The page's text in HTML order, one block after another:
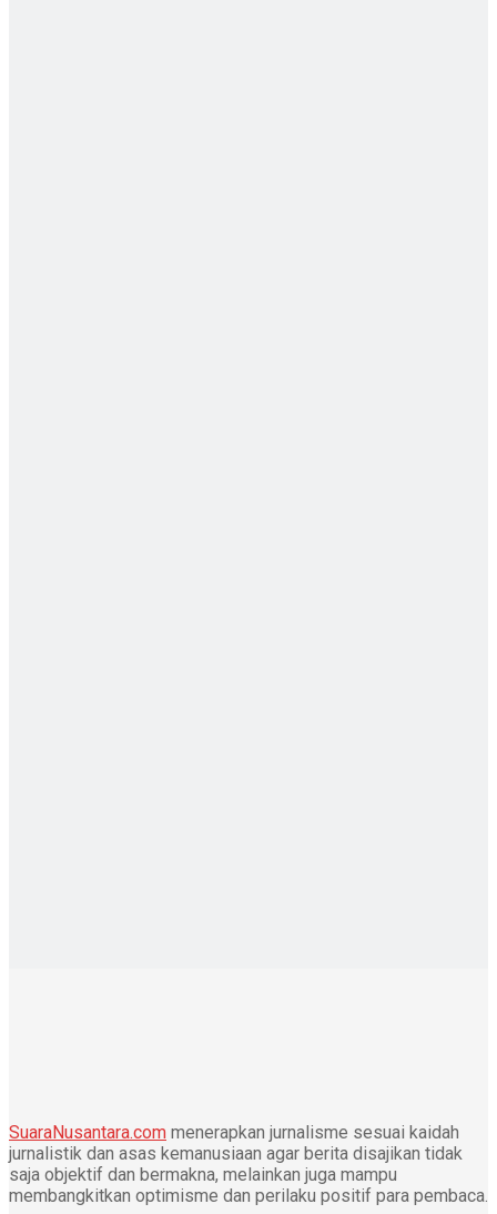
SuaraNusantara.com menerapkan jurnalisme sesuai kaidah
jurnalistik dan asas kemanusiaan agar berita disajikan tidak
saja objektif dan bermakna, melainkan juga mampu
membangkitkan optimisme dan perilaku positif para pembaca.